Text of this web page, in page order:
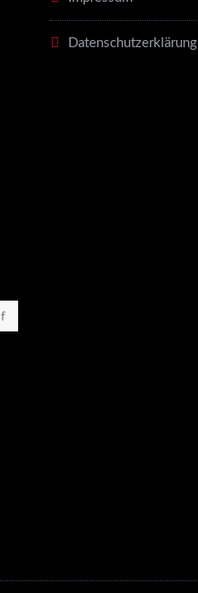
Datenschutzerklärung